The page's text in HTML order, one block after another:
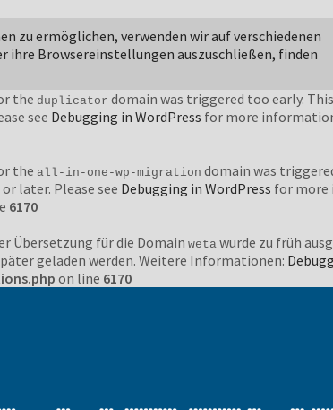
the jetpack domain was triggered too early. This is
Debugging in WordPressfor more information. (This
the duplicator domain was triggered too early.
see Debugging in WordPress for more
the all-in-one-wp-migration domain was
later. Please see Debugging in WordPress for more
6170
Übersetzung für die Domain weta wurde zu früh
geladen werden. Weitere Informationen:
on line 6170
zu ermöglichen, verwenden wir auf verschiedenen
ihre Browsereinstellungen auszuschließen, finden